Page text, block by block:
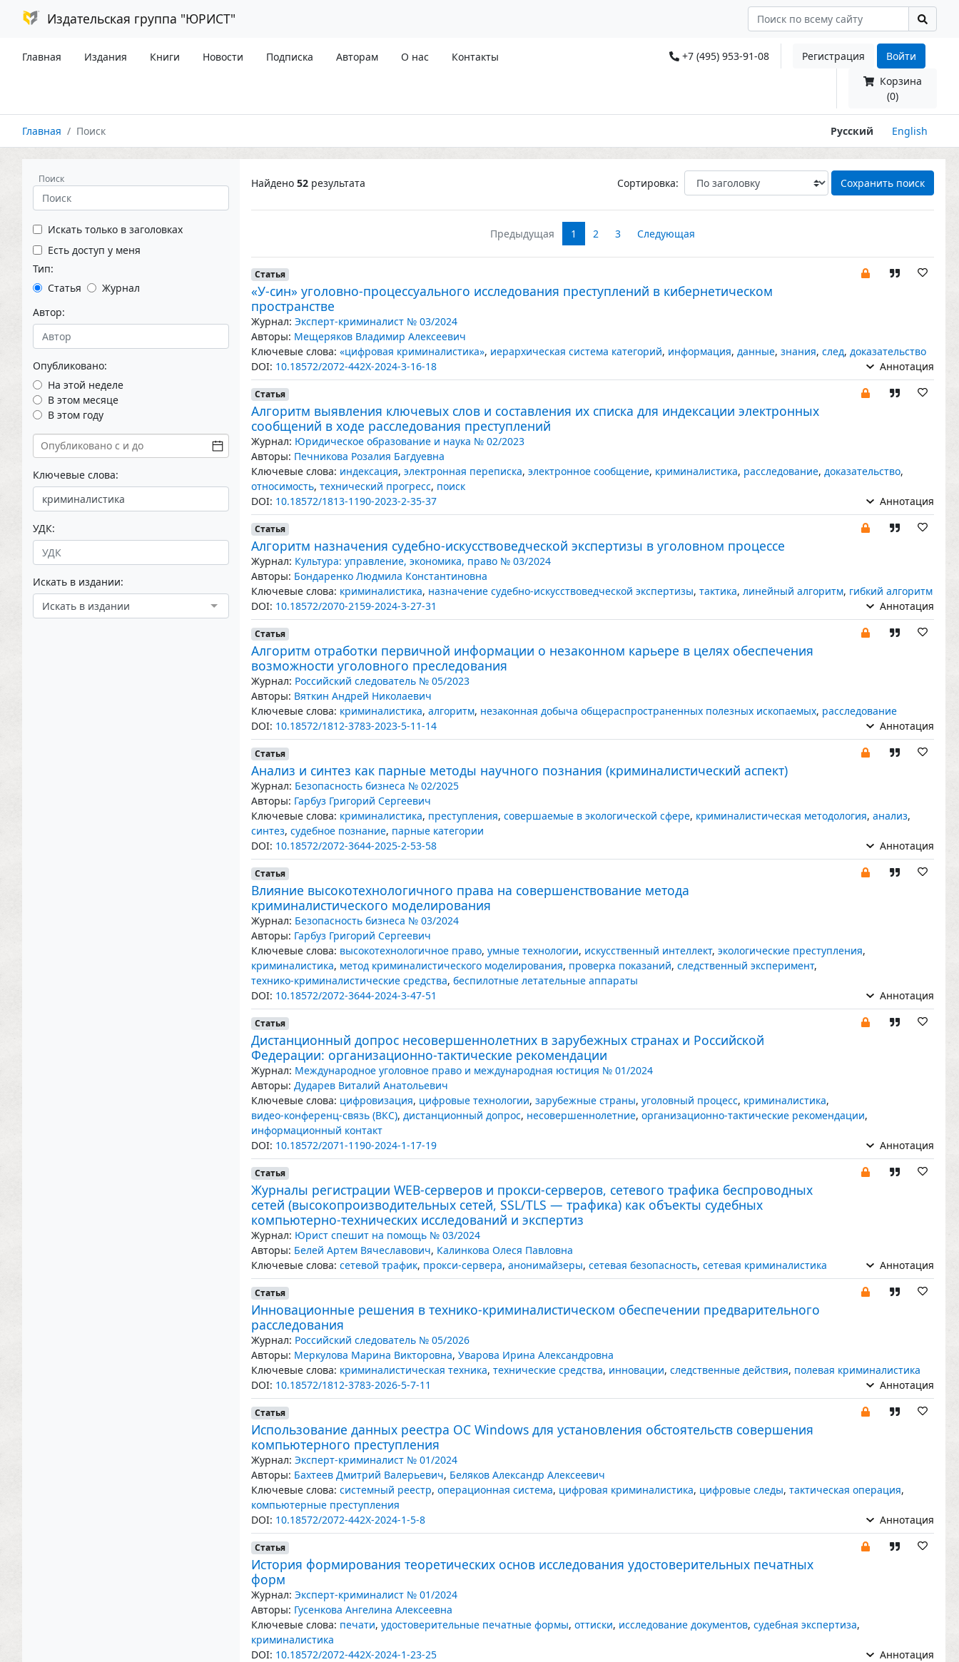
Издательская группа "ЮРИСТ"
Главная Издания Книги Новости Подписка Авторам О нас Контакты +7 (495) 953-91-08 Регистрация
Войти
Корзина
(0)
Главная Поиск Русский English
Поиск
Искать только в заголовках
Есть доступ у меня
Тип:
Статья
Журнал
Автор:
Опубликовано:
На этой неделе
В этом месяце
В этом году
Ключевые слова:
УДК:
Искать в издании:
Искать в издании
Найдено 52 результата Сортировка: Сохранить поиск
Предыдущая 1 2 3 Следующая
Статья
«У-син» уголовно-процессуального исследования преступлений в кибернетическом
пространстве
Журнал: Эксперт-криминалист № 03/2024
Авторы: Мещеряков Владимир Алексеевич
Ключевые слова: «цифровая криминалистика», иерархическая система категорий, информация, данные, знания, след, доказательство
DOI: 10.18572/2072-442X-2024-3-16-18 Аннотация
Статья
Алгоритм выявления ключевых слов и составления их списка для индексации электронных
сообщений в ходе расследования преступлений
Журнал: Юридическое образование и наука № 02/2023
Авторы: Печникова Розалия Багдуевна
Ключевые слова: индексация, электронная переписка, электронное сообщение, криминалистика, расследование, доказательство,
относимость, технический прогресс, поиск
DOI: 10.18572/1813-1190-2023-2-35-37 Аннотация
Статья
Алгоритм назначения судебно-искусствоведческой экспертизы в уголовном процессе
Журнал: Культура: управление, экономика, право № 03/2024
Авторы: Бондаренко Людмила Константиновна
Ключевые слова: криминалистика, назначение судебно-искусствоведческой экспертизы, тактика, линейный алгоритм, гибкий алгоритм
DOI: 10.18572/2070-2159-2024-3-27-31 Аннотация
Статья
Алгоритм отработки первичной информации о незаконном карьере в целях обеспечения
возможности уголовного преследования
Журнал: Российский следователь № 05/2023
Авторы: Вяткин Андрей Николаевич
Ключевые слова: криминалистика, алгоритм, незаконная добыча общераспространенных полезных ископаемых, расследование
DOI: 10.18572/1812-3783-2023-5-11-14 Аннотация
Статья
Анализ и синтез как парные методы научного познания (криминалистический аспект)
Журнал: Безопасность бизнеса № 02/2025
Авторы: Гарбуз Григорий Сергеевич
Ключевые слова: криминалистика, преступления, совершаемые в экологической сфере, криминалистическая методология, анализ,
синтез, судебное познание, парные категории
DOI: 10.18572/2072-3644-2025-2-53-58 Аннотация
Статья
Влияние высокотехнологичного права на совершенствование метода
криминалистического моделирования
Журнал: Безопасность бизнеса № 03/2024
Авторы: Гарбуз Григорий Сергеевич
Ключевые слова: высокотехнологичное право, умные технологии, искусственный интеллект, экологические преступления,
криминалистика, метод криминалистического моделирования, проверка показаний, следственный эксперимент,
технико-криминалистические средства, беспилотные летательные аппараты
DOI: 10.18572/2072-3644-2024-3-47-51 Аннотация
Статья
Дистанционный допрос несовершеннолетних в зарубежных странах и Российской
Федерации: организационно-тактические рекомендации
Журнал: Международное уголовное право и международная юстиция № 01/2024
Авторы: Дударев Виталий Анатольевич
Ключевые слова: цифровизация, цифровые технологии, зарубежные страны, уголовный процесс, криминалистика,
видео-конференц-связь (ВКС), дистанционный допрос, несовершеннолетние, организационно-тактические рекомендации,
информационный контакт
DOI: 10.18572/2071-1190-2024-1-17-19 Аннотация
Статья
Журналы регистрации WEB-серверов и прокси-серверов, сетевого трафика беспроводных
сетей (высокопроизводительных сетей, SSL/TLS — трафика) как объекты судебных
компьютерно-технических исследований и экспертиз
Журнал: Юрист спешит на помощь № 03/2024
Авторы: Белей Артем Вячеславович, Калинкова Олеся Павловна
Ключевые слова: сетевой трафик, прокси-сервера, анонимайзеры, сетевая безопасность, сетевая криминалистика Аннотация
Статья
Инновационные решения в технико-криминалистическом обеспечении предварительного
расследования
Журнал: Российский следователь № 05/2026
Авторы: Меркулова Марина Викторовна, Уварова Ирина Александровна
Ключевые слова: криминалистическая техника, технические средства, инновации, следственные действия, полевая криминалистика
DOI: 10.18572/1812-3783-2026-5-7-11 Аннотация
Статья
Использование данных реестра ОС Windows для установления обстоятельств совершения
компьютерного преступления
Журнал: Эксперт-криминалист № 01/2024
Авторы: Бахтеев Дмитрий Валерьевич, Беляков Александр Алексеевич
Ключевые слова: системный реестр, операционная система, цифровая криминалистика, цифровые следы, тактическая операция,
компьютерные преступления
DOI: 10.18572/2072-442X-2024-1-5-8 Аннотация
Статья
История формирования теоретических основ исследования удостоверительных печатных
форм
Журнал: Эксперт-криминалист № 01/2024
Авторы: Гусенкова Ангелина Алексеевна
Ключевые слова: печати, удостоверительные печатные формы, оттиски, исследование документов, судебная экспертиза,
криминалистика
DOI: 10.18572/2072-442X-2024-1-23-25 Аннотация